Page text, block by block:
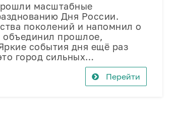
масштабные
Дня России.
поколений и напомнил о
объединил прошлое,
события дня ещё раз
город сильных…
Перейти